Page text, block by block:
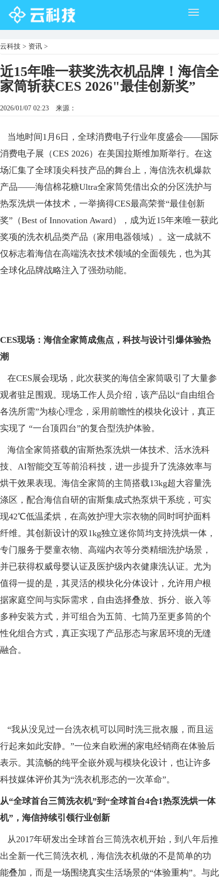
Toggle
云科技 > 资讯 >
近15年唯一获奖洗衣机品牌！海信全
家筒斩获CES 2026"最佳创新奖”
2026/01/07 02:23 来源：
当地时间1月6日，全球消费电子行业年度盛会——国际
消费电子展（CES 2026）在美国拉斯维加斯举行。在这
场汇集了全球顶尖科技产品的舞台上，海信洗衣机爆款
产品——海信棉花糖Ultra全家筒凭借出众的分区洗护与
热泵洗烘一体技术，一举摘得CES最高荣誉“最佳创新
奖”（Best of Innovation Award），成为近15年来唯一获此
奖项的洗衣机品类产品（家用电器领域）。这一成就不
仅标志着海信在高端洗衣技术领域的全面领先，也为其
全球化品牌战略注入了强劲动能。
CES现场：海信全家筒成焦点，科技与设计引爆体验热
潮
在CES展会现场，此次获奖的海信全家筒吸引了大量参
观者驻足围观。现场工作人员介绍，该产品以“自由组合
各洗所需”为核心理念，采用前瞻性的模块化设计，真正
实现了 “一台顶四台”的复合型洗护体验。
海信全家筒搭载的宙斯热泵洗烘一体技术、活水洗科
技、AI智能交互等前沿科技，进一步提升了洗涤效率与
烘干效果表现。海信全家筒的主筒搭载13kg超大容量洗
涤区，配合海信自研的宙斯集成式热泵烘干系统，可实
现42℃低温柔烘，在高效护理大宗衣物的同时呵护面料
纤维。其创新设计的双1kg独立迷你筒均支持洗烘一体，
专门服务于婴童衣物、高端内衣等分类精细洗护场景，
并已获得权威母婴认证及医护级内衣健康洗认证。尤为
值得一提的是，其灵活的模块化分体设计，允许用户根
据家庭空间与实际需求，自由选择叠放、拆分、嵌入等
多种安装方式，并可组合为五筒、七筒乃至更多筒的个
性化组合方式，真正实现了产品形态与家居环境的无缝
融合。
“我从没见过一台洗衣机可以同时洗三批衣服，而且运
行起来如此安静。”一位来自欧洲的家电经销商在体验后
表示。其流畅的纯平全嵌外观与模块化设计，也让许多
科技媒体评价其为“洗衣机形态的一次革命”。
从“全球首台三筒洗衣机”到 “全球首台4合1热泵洗烘一体
机” ，海信持续引领行业创新
从2017年研发出全球首台三筒洗衣机开始，到八年后推
出全新一代三筒洗衣机，海信洗衣机做的不是简单的功
能叠加，而是一场围绕真实生活场景的“体验重构”。与此